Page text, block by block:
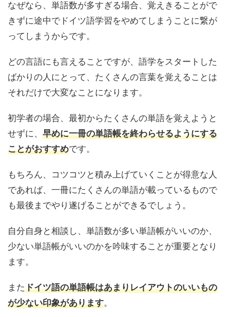
なぜなら、単語数が多すぎる場合、覚えきることがで
きずに途中でドイツ語学習をやめてしまうことに繋が
ってしまうからです。
どの言語にも言えることですが、語学をスタートした
ばかりの人にとって、たくさんの言葉を覚えることは
それだけで大変なことになります。
初学者の場合、最初からたくさんの単語を覚えようと
せずに、 早めに一冊の単語帳を終わらせるようにする
ことがおすすめです。
もちろん、コツコツと積み上げていくことが得意な人
であれば、一冊にたくさんの単語が載っているもので
も最後までやり遂げることができるでしょう。
自分自身と相談し、単語数が多い単語帳がいいのか、
少ない単語帳がいいのかを吟味することが重要となり
ます。
またドイツ語の単語帳はあまりレイアウトのいいもの
が少ない印象があります。